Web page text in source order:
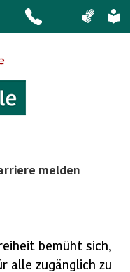
melden
bemüht sich,
alle zugänglich zu